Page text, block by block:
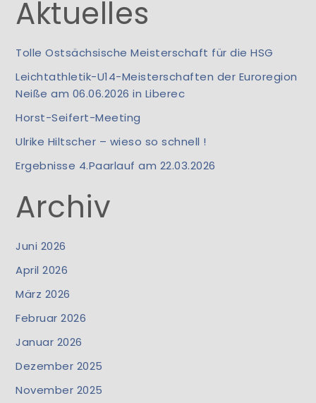
Aktuelles
Tolle Ostsächsische Meisterschaft für die HSG
Leichtathletik-U14-Meisterschaften der Euroregion
Neiße am 06.06.2026 in Liberec
Horst-Seifert-Meeting
Ulrike Hiltscher – wieso so schnell !
Ergebnisse 4.Paarlauf am 22.03.2026
Archiv
Juni 2026
April 2026
März 2026
Februar 2026
Januar 2026
Dezember 2025
November 2025